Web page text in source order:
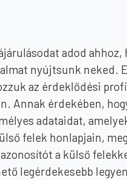
adod
nyújtsunk
az érdeklődési
Annak érdekében,
adataidat,
felek honlapjain,
a külső
legérdekesebb